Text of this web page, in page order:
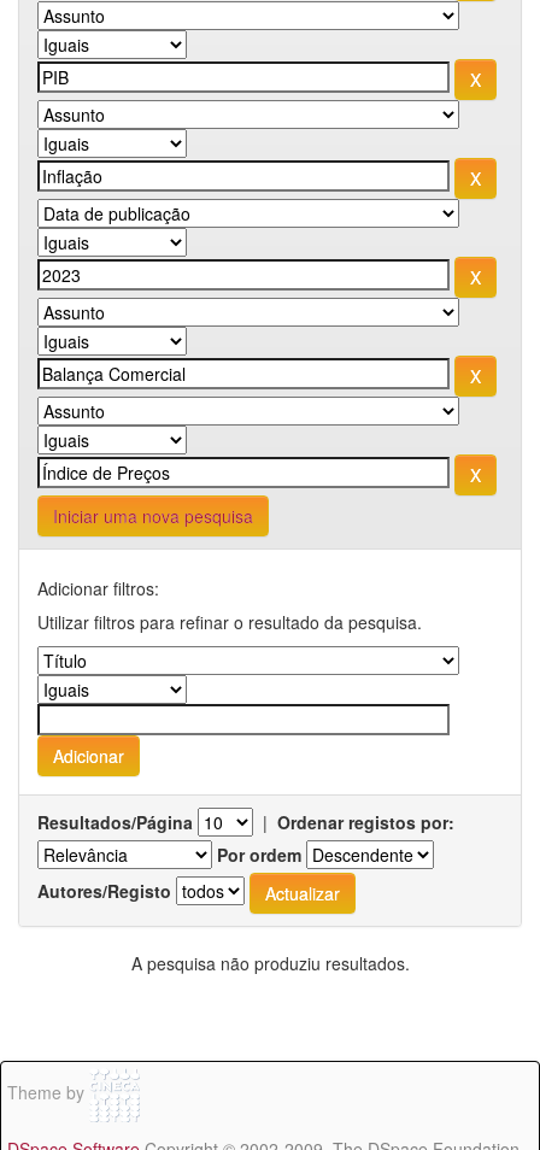
Iniciar uma nova pesquisa
Adicionar filtros:
Utilizar filtros para refinar o resultado da pesquisa.
Resultados/Página | Ordenar registos por:
Por ordem
Autores/Registo
A pesquisa não produziu resultados.
Theme by